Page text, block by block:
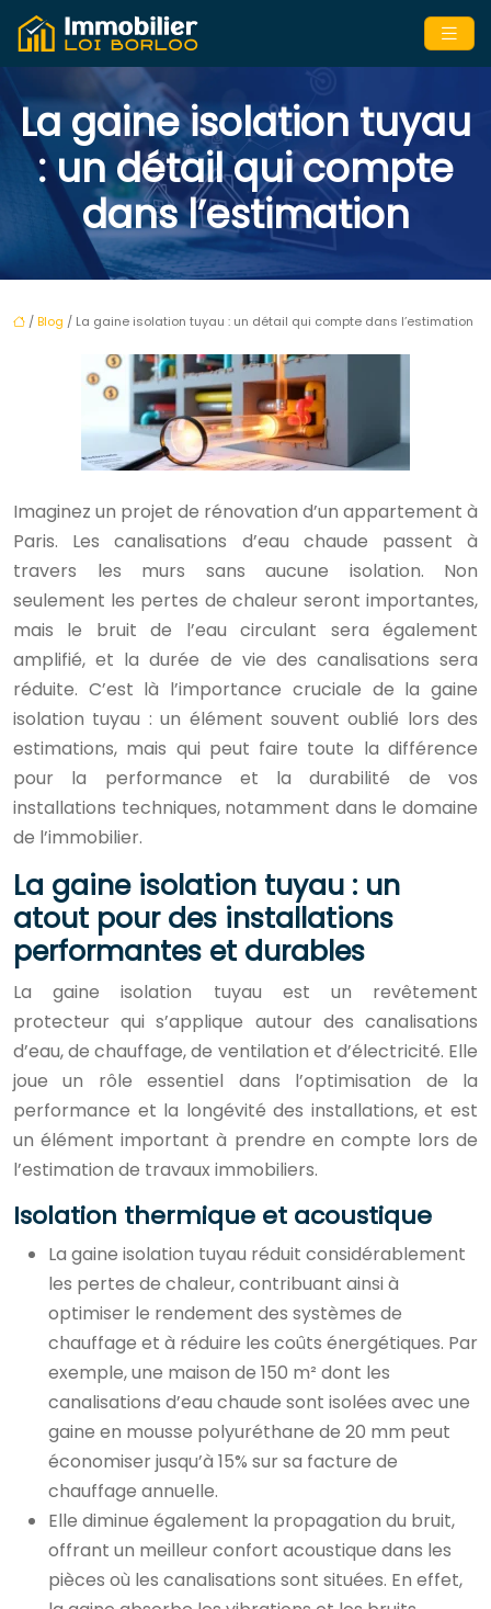
La gaine isolation tuyau
: un détail qui compte
dans l’estimation
/Blog / La gaine isolation tuyau : un détail qui compte dans l’estimation
Imaginez un projet de rénovation d’un appartement à
Paris. Les canalisations d’eau chaude passent à
travers les murs sans aucune isolation. Non
seulement les pertes de chaleur seront importantes,
mais le bruit de l’eau circulant sera également
amplifié, et la durée de vie des canalisations sera
réduite. C’est là l’importance cruciale de la gaine
isolation tuyau : un élément souvent oublié lors des
estimations, mais qui peut faire toute la différence
pour la performance et la durabilité de vos
installations techniques, notamment dans le domaine
de l’immobilier.
La gaine isolation tuyau : un
atout pour des installations
performantes et durables
La gaine isolation tuyau est un revêtement
protecteur qui s’applique autour des canalisations
d’eau, de chauffage, de ventilation et d’électricité. Elle
joue un rôle essentiel dans l’optimisation de la
performance et la longévité des installations, et est
un élément important à prendre en compte lors de
l’estimation de travaux immobiliers.
Isolation thermique et acoustique
La gaine isolation tuyau réduit considérablement
les pertes de chaleur, contribuant ainsi à
optimiser le rendement des systèmes de
chauffage et à réduire les coûts énergétiques. Par
exemple, une maison de 150 m² dont les
canalisations d’eau chaude sont isolées avec une
gaine en mousse polyuréthane de 20 mm peut
économiser jusqu’à 15% sur sa facture de
chauffage annuelle.
Elle diminue également la propagation du bruit,
offrant un meilleur confort acoustique dans les
pièces où les canalisations sont situées. En effet,